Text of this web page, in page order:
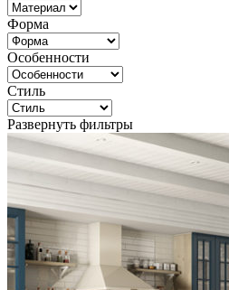
Форма
Особенности
Стиль
Развернуть фильтры